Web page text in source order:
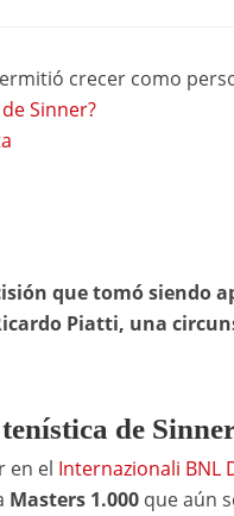
crecer como
Sinner?
que tomó siendo
Piatti, una
de
en el Internazionali BNL
Masters 1.000que aún